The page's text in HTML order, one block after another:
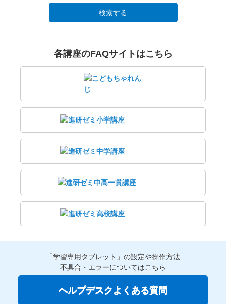
検索する
各講座のFAQサイトはこちら
「学習専用タブレット」の設定や操作方法
不具合・エラーについてはこちら
ヘルプデスクよくある質問